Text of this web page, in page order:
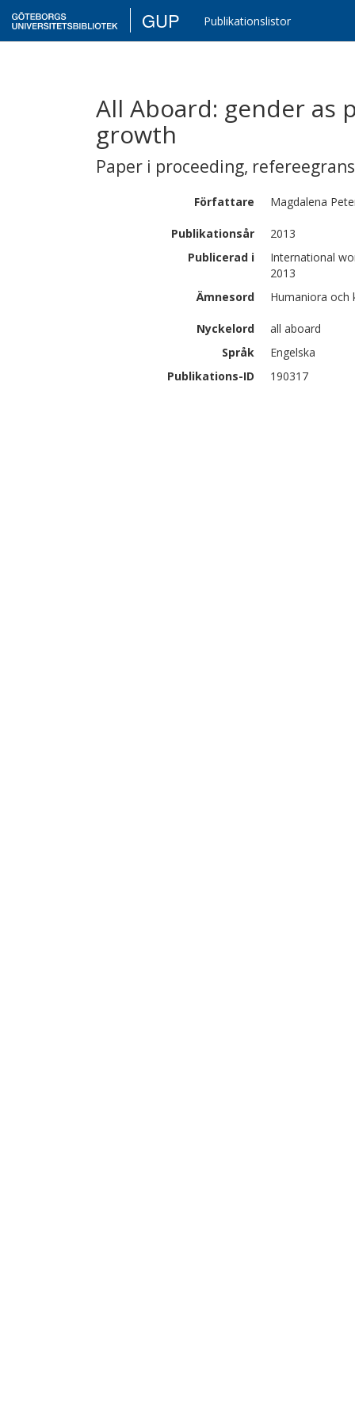
GUP Publikationslistor
All Aboard: gender as
growth
Paper i proceeding,
Författare Magdalena
Publikationsår
2013
Publicerad i
International
2013
Ämnesord
Humaniora
Nyckelord
all aboard
Språk
Engelska
Publikations-ID
190317